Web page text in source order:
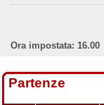
Ora impostata: 16.00
Partenze